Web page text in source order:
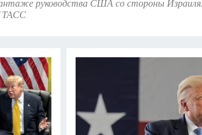
руководства США со стороны
ТАСС